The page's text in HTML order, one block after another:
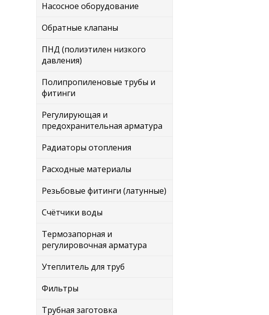
Насосное оборудование
Обратные клапаны
ПНД (полиэтилен низкого
давления)
Полипропиленовые трубы и
фитинги
Регулирующая и
предохранительная арматура
Радиаторы отопления
Расходные материалы
Резьбовые фитинги (латунные)
Счётчики воды
Термозапорная и
регулировочная арматура
Утеплитель для труб
Фильтры
Трубная заготовка